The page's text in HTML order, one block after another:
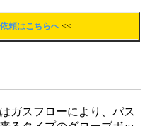
頼はこちらへ<<
ガスフローにより、パス